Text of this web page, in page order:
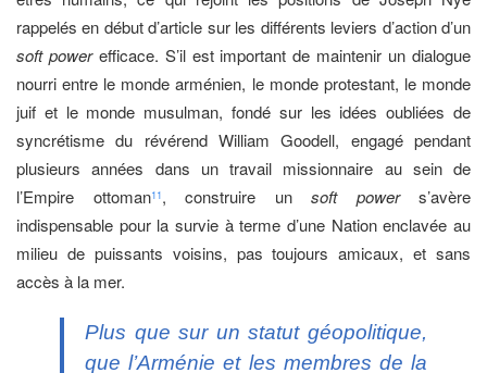
rappelés en début d’article sur les différents leviers d’action d’un
soft powerefficace. S’il est important de maintenir un dialogue
nourri entre le monde arménien, le monde protestant, le monde
juif et le monde musulman, fondé sur les idées oubliées de
syncrétisme du révérend William Goodell, engagé pendant
plusieurs années dans un travail missionnaire au sein de
l’Empire ottoman11, construire un soft powers’avère
indispensable pour la survie à terme d’une Nation enclavée au
milieu de puissants voisins, pas toujours amicaux, et sans
accès à la mer.
Plus que sur un statut géopolitique,
que l’Arménie et les membres de la